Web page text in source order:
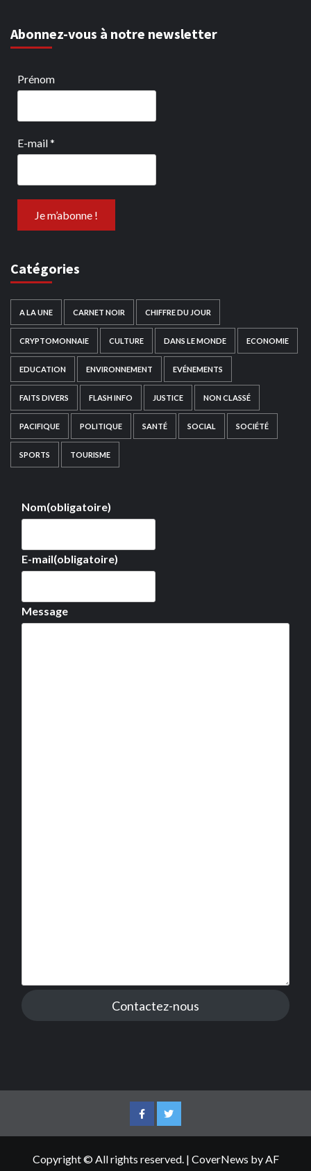
Abonnez-vous à notre newsletter
Prénom
E-mail*
Catégories
A LA UNE CARNET NOIR CHIFFRE DU JOUR
CRYPTOMONNAIE CULTURE DANS LE MONDE ECONOMIE
EDUCATION ENVIRONNEMENT EVÉNEMENTS
FAITS DIVERS FLASH INFO JUSTICE NON CLASSÉ
PACIFIQUE POLITIQUE SANTÉ SOCIAL SOCIÉTÉ
SPORTS TOURISME
Nom(obligatoire)
E-mail(obligatoire)
Message
Contactez-nous
FacebookTwitter
Copyright © All rights reserved. | CoverNews by AF